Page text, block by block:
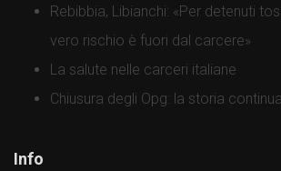
Rebibbia, Libianchi: «Per detenuti
vero rischio è fuori dal carcere»
La salute nelle carceri italiane
Chiusura degli Opg: la storia continua
Info